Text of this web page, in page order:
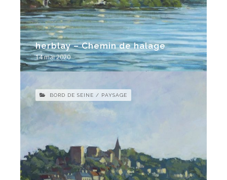
14 mai 2020
herblay – Chemin de halage
BORD DE SEINE / PAYSAGE